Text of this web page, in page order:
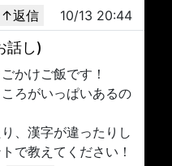
↑返信
10/13 20:44
話し)
かけご飯です！
ろがいっぱいあるの
、漢字が違ったりし
で教えてください！